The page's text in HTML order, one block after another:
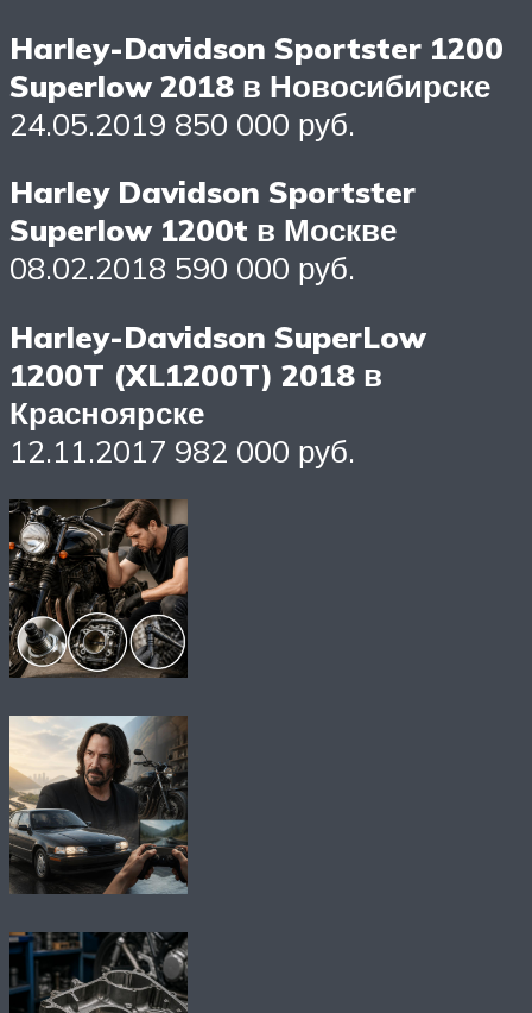
Harley-Davidson Sportster 1200
Superlow 2018 в Новосибирске
24.05.2019 850 000 руб.
Harley Davidson Sportster
Superlow 1200t в Москве
08.02.2018 590 000 руб.
Harley-Davidson SuperLow
1200T (XL1200T) 2018 в
Красноярске
12.11.2017 982 000 руб.